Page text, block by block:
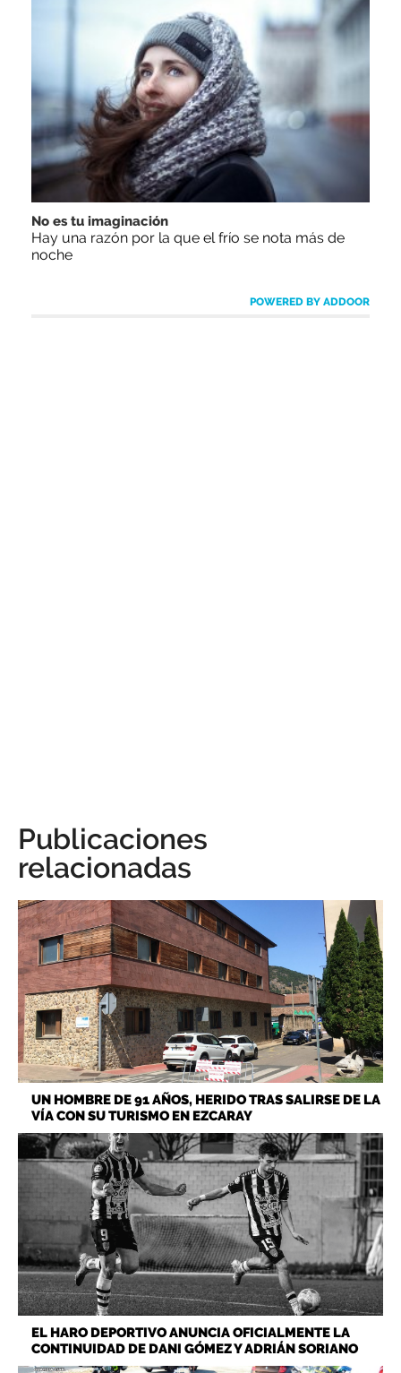
No es tu imaginación
Hay una razón por la que el frío se nota más de
noche
POWERED BY ADDOOR
Publicaciones
relacionadas
UN HOMBRE DE 91 AÑOS, HERIDO TRAS SALIRSE DE LA
VÍA CON SU TURISMO EN EZCARAY
EL HARO DEPORTIVO ANUNCIA OFICIALMENTE LA
CONTINUIDAD DE DANI GÓMEZ Y ADRIÁN SORIANO